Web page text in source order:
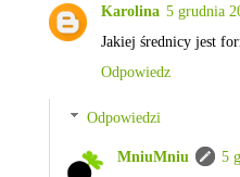
Karolina 5 grudnia
Jakiej średnicy jest
Odpowiedz
Odpowiedzi
MniuMniu
5